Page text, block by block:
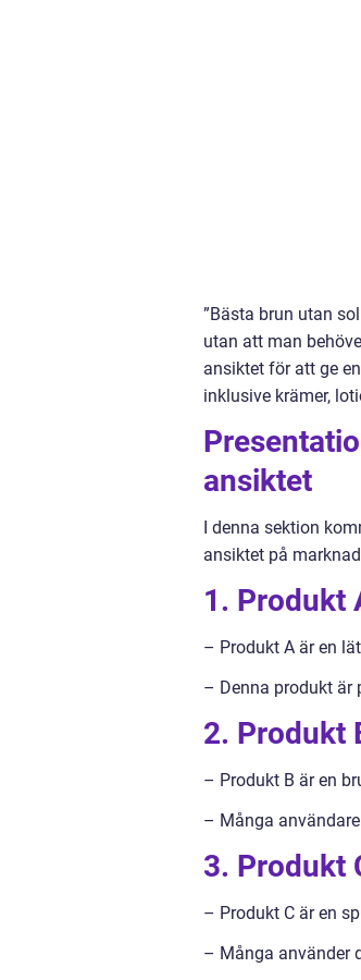
”Bästa brun utan
utan att man
ansiktet för att ge
inklusive krämer,
ansiktet
I denna sektion
ansiktet på
1. Produkt
– Produkt A är en
– Denna produkt är
2. Produkt
– Produkt B är en
– Många
3. Produkt
– Produkt C är en
– Många använder